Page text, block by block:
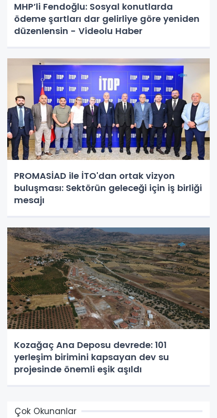
MHP’li Fendoğlu: Sosyal konutlarda
ödeme şartları dar gelirliye göre yeniden
düzenlensin - Videolu Haber
PROMASİAD ile İTO'dan ortak vizyon
buluşması: Sektörün geleceği için iş birliği
mesajı
Kozağaç Ana Deposu devrede: 101
yerleşim birimini kapsayan dev su
projesinde önemli eşik aşıldı
Çok Okunanlar